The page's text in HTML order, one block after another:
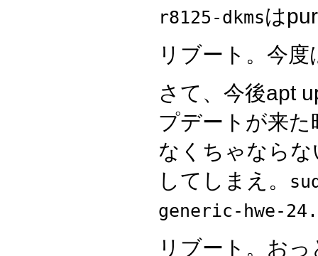
r8125-dkmsは
リブート。今
さて、今後apt
プデートが来
なくちゃなら
してしまえ。
generic-hwe-
リブート。お